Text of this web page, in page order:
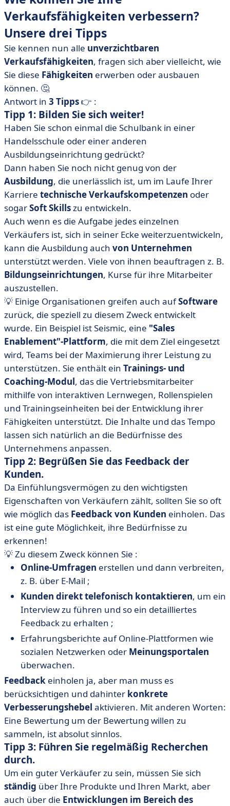
Verkaufsfähigkeiten verbessern?
Unsere drei Tipps
Sie kennen nun alle unverzichtbaren
Verkaufsfähigkeiten, fragen sich aber vielleicht, wie
Sie diese Fähigkeiten erwerben oder ausbauen
können. 🤔
Antwort in 3 Tipps👉 :
Tipp 1: Bilden Sie sich weiter!
Haben Sie schon einmal die Schulbank in einer
Handelsschule oder einer anderen
Ausbildungseinrichtung gedrückt?
Dann haben Sie noch nicht genug von der
Ausbildung, die unerlässlich ist, um im Laufe Ihrer
Karriere technische Verkaufskompetenzen oder
sogarSoft Skillszu entwickeln.
Auch wenn es die Aufgabe jedes einzelnen
Verkäufers ist, sich in seiner Ecke weiterzuentwickeln,
kann die Ausbildung auch von Unternehmen
unterstützt werden. Viele von ihnen beauftragen z. B.
Bildungseinrichtungen, Kurse für ihre Mitarbeiter
auszustellen.
💡 Einige Organisationen greifen auch aufSoftware
zurück, die speziell zu diesem Zweck entwickelt
wurde. Ein Beispiel ist Seismic, eine "Sales
Enablement"-Plattform, die mit dem Ziel eingesetzt
wird, Teams bei der Maximierung ihrer Leistung zu
unterstützen. Sie enthält ein Trainings- und
Coaching-Modul, das die Vertriebsmitarbeiter
mithilfe von interaktiven Lernwegen, Rollenspielen
und Trainingseinheiten bei der Entwicklung ihrer
Fähigkeiten unterstützt. Die Inhalte und das Tempo
lassen sich natürlich an die Bedürfnisse des
Unternehmens anpassen.
Tipp 2: Begrüßen Sie das Feedback der
Kunden.
Da Einfühlungsvermögen zu den wichtigsten
Eigenschaften von Verkäufern zählt, sollten Sie so oft
wie möglich das Feedback von Kunden einholen. Das
ist eine gute Möglichkeit, ihre Bedürfnisse zu
erkennen!
💡 Zu diesem Zweck können Sie :
Online-Umfragen erstellen und dann verbreiten,
z. B. über E-Mail ;
Kunden direkt telefonisch kontaktieren, um ein
Interview zu führen und so ein detailliertes
Feedback zu erhalten ;
Erfahrungsberichte auf Online-Plattformen wie
sozialen Netzwerken oder Meinungsportalen
überwachen.
Feedback einholen ja, aber man muss es
berücksichtigen und dahinter konkrete
Verbesserungshebel aktivieren. Mit anderen Worten:
Eine Bewertung um der Bewertung willen zu
sammeln, ist absolut sinnlos.
Tipp 3: Führen Sie regelmäßig Recherchen
durch.
Um ein guter Verkäufer zu sein, müssen Sie sich
ständig über Ihre Produkte und Ihren Markt, aber
auch über die Entwicklungen im Bereich des